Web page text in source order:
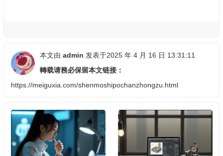
本文由 admin 发表于2025 年 4 月 16 日 13:31:11
轉载请務必保留本文链接：
https://meiguxia.com/shenmoshipochanzhongzu.html